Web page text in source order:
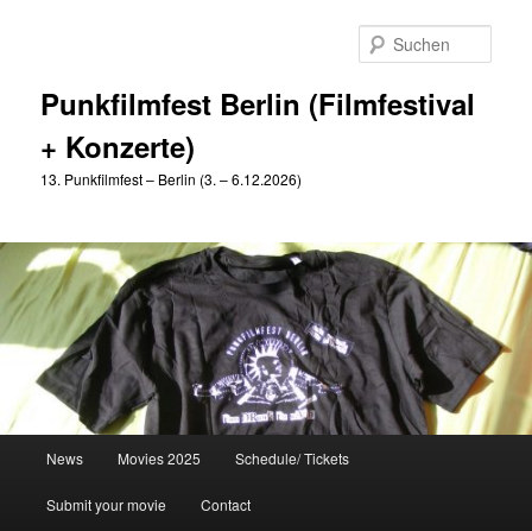
Punkfilmfest Berlin (Filmfestival
+ Konzerte)
13. Punkfilmfest – Berlin (3. – 6.12.2026)
News Movies 2025 Schedule/ Tickets
Submit your movie Contact